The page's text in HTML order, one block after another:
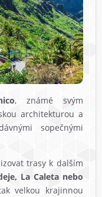
, známé svým
architekturou a
sopečnými
trasy k dalším
La Caleta nebo
velkou krajinnou